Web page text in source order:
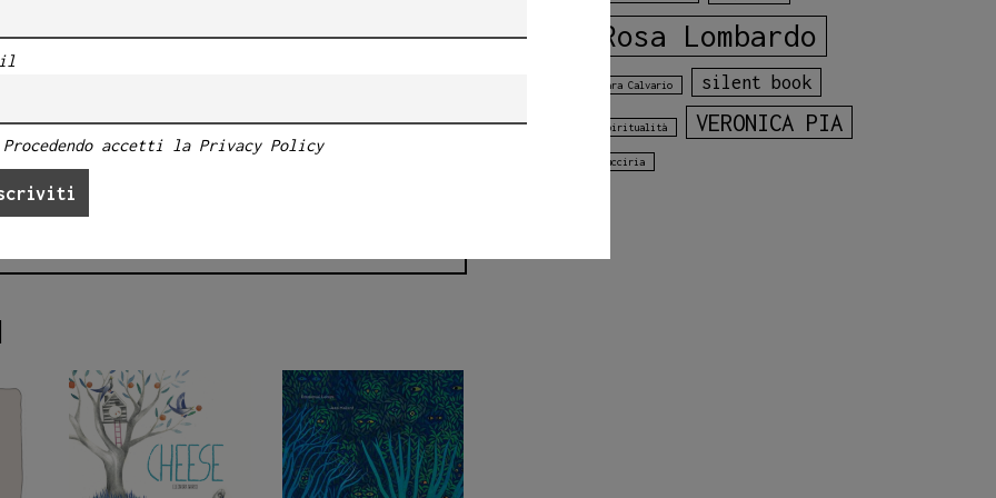
memoria, sull’assenza che fa male e
una storia che parla di coraggio senza
che continua a pedalare anche
Rosa Lombardo
Sara Calvario silent book
spiritualità VERONICA PIA
vucciria
Procedendo accetti la Privacy Policy